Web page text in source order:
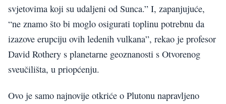
svjetovima koji su udaljeni od Sunca.” I, zapanjujuće,
“ne znamo što bi moglo osigurati toplinu potrebnu da
izazove erupciju ovih ledenih vulkana”, rekao je profesor
David Rothery s planetarne geoznanosti s Otvorenog
sveučilišta, u priopćenju.
Ovo je samo najnovije otkriće o Plutonu napravljeno